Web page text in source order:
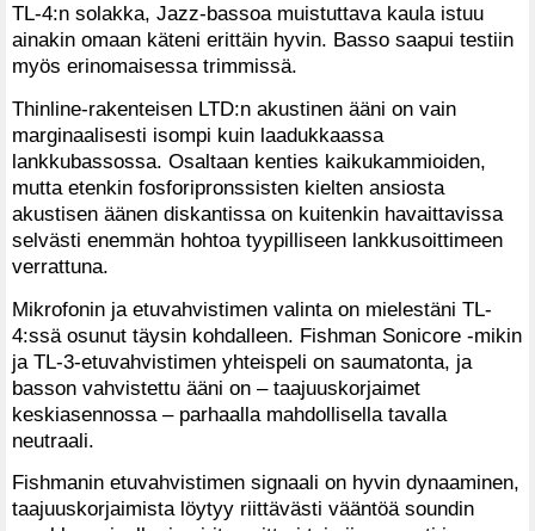
TL-4:n solakka, Jazz-bassoa muistuttava kaula istuu
ainakin omaan käteni erittäin hyvin. Basso saapui testiin
myös erinomaisessa trimmissä.
Thinline-rakenteisen LTD:n akustinen ääni on vain
marginaalisesti isompi kuin laadukkaassa
lankkubassossa. Osaltaan kenties kaikukammioiden,
mutta etenkin fosforipronssisten kielten ansiosta
akustisen äänen diskantissa on kuitenkin havaittavissa
selvästi enemmän hohtoa tyypilliseen lankkusoittimeen
verrattuna.
Mikrofonin ja etuvahvistimen valinta on mielestäni TL-
4:ssä osunut täysin kohdalleen. Fishman Sonicore -mikin
ja TL-3-etuvahvistimen yhteispeli on saumatonta, ja
basson vahvistettu ääni on – taajuuskorjaimet
keskiasennossa – parhaalla mahdollisella tavalla
neutraali.
Fishmanin etuvahvistimen signaali on hyvin dynaaminen,
taajuuskorjaimista löytyy riittävästi vääntöä soundin